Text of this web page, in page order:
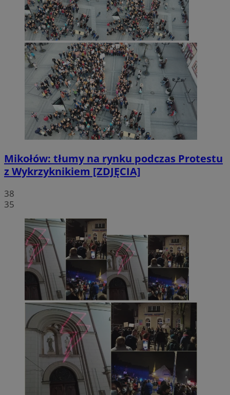
Mikołów: tłumy na rynku podczas Protestu
z Wykrzyknikiem [ZDJĘCIA]
38
35